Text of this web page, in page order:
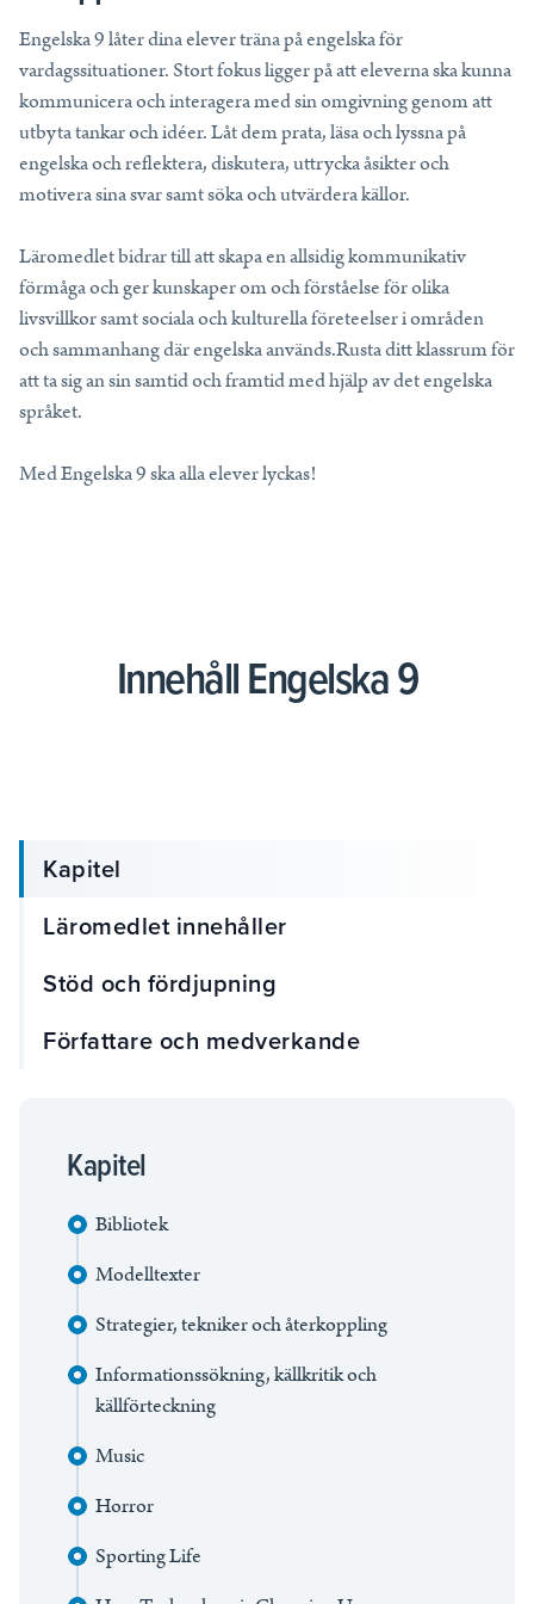
Läs mer
Lektionstips
Webbinarier & Inspelat
Ta din undervisning till nästa nivå.
Blogg
Håll dig uppdaterad med det senaste från NE.
Frågor och svar
Frågor och svar om våra tjänster, samlade på ett ställe.
Engelska 9 låter dina elever träna på engelska för
vardagssituationer. Stort fokus ligger på att eleverna ska kunna
kommunicera och interagera med sin omgivning genom att
utbyta tankar och idéer. Låt dem prata, läsa och lyssna på
engelska och reflektera, diskutera, uttrycka åsikter och
motivera sina svar samt söka och utvärdera källor.
Läromedlet bidrar till att skapa en allsidig kommunikativ
förmåga och ger kunskaper om och förståelse för olika
livsvillkor samt sociala och kulturella företeelser i områden
och sammanhang där engelska används.Rusta ditt klassrum för
att ta sig an sin samtid och framtid med hjälp av det engelska
språket.
Med Engelska 9 ska alla elever lyckas!
Innehåll Engelska 9
Kapitel
Läromedlet innehåller
Stöd och fördjupning
Författare och medverkande
Kapitel
Bibliotek
Modelltexter
Strategier, tekniker och återkoppling
Informationssökning, källkritik och
källförteckning
Music
Horror
Sporting Life